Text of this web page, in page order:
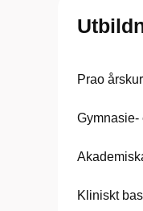
Prao
Gymnasie-
Kliniskt